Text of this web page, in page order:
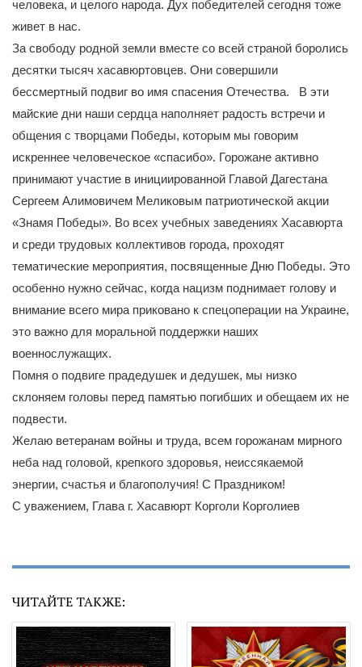
человека, и целого народа. Дух победителей сегодня тоже
живет в нас.
За свободу родной земли вместе со всей страной боролись
десятки тысяч хасавюртовцев. Они совершили
бессмертный подвиг во имя спасения Отечества. В эти
майские дни наши сердца наполняет радость встречи и
общения с творцами Победы, которым мы говорим
искреннее человеческое «спасибо». Горожане активно
принимают участие в инициированной Главой Дагестана
Сергеем Алимовичем Меликовым патриотической акции
«Знамя Победы». Во всех учебных заведениях Хасавюрта
и среди трудовых коллективов города, проходят
тематические мероприятия, посвященные Дню Победы. Это
особенно нужно сейчас, когда нацизм поднимает голову и
внимание всего мира приковано к спецоперации на Украине,
это важно для моральной поддержки наших
военнослужащих.
Помня о подвиге прадедушек и дедушек, мы низко
склоняем головы перед памятью погибших и обещаем их не
подвести.
Желаю ветеранам войны и труда, всем горожанам мирного
неба над головой, крепкого здоровья, неиссякаемой
энергии, счастья и благополучия! С Праздником!
С уважением, Глава г. Хасавюрт Корголи Корголиев
ЧИТАЙТЕ ТАКЖЕ: